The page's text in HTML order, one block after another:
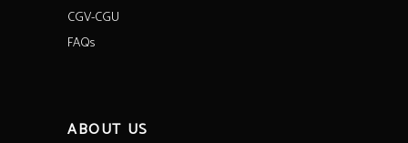
CGV-CGU
FAQs
ABOUT US